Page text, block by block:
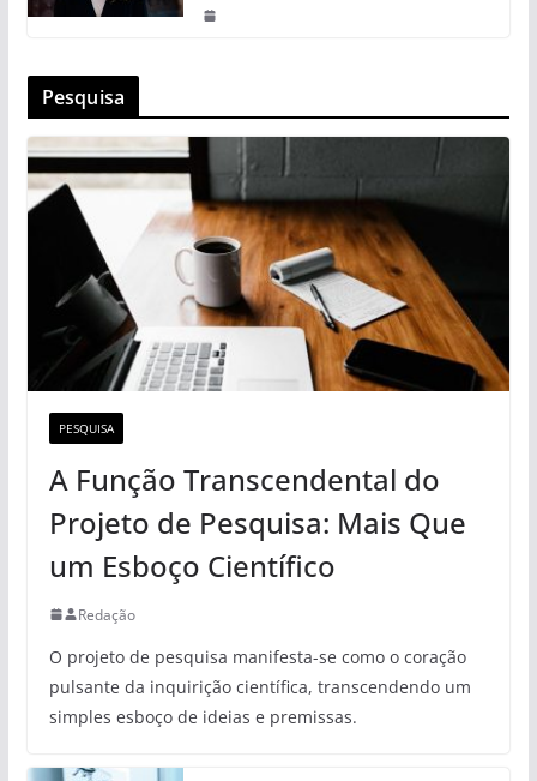
Pesquisa
PESQUISA
A Função Transcendental do
Projeto de Pesquisa: Mais Que
um Esboço Científico
Redação
O projeto de pesquisa manifesta-se como o coração
pulsante da inquirição científica, transcendendo um
simples esboço de ideias e premissas.